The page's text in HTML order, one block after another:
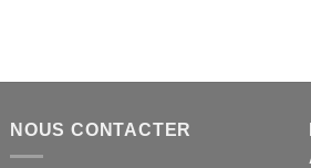
NOUS CONTACTER